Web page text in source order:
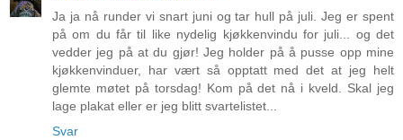
Ja ja nå runder vi snart juni og tar hull på juli. Jeg er spent
på om du får til like nydelig kjøkkenvindu for juli... og det
vedder jeg på at du gjør! Jeg holder på å pusse opp mine
kjøkkenvinduer, har vært så opptatt med det at jeg helt
glemte møtet på torsdag! Kom på det nå i kveld. Skal jeg
lage plakat eller er jeg blitt svartelistet...
Svar